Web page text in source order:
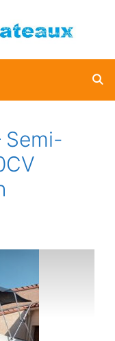
Semi-